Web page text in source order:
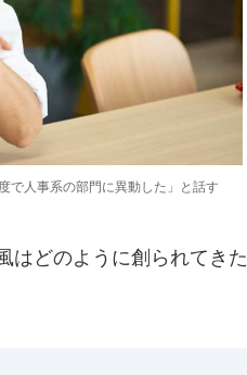
で人事系の部門に異動した」と話す
どのように創られてきた